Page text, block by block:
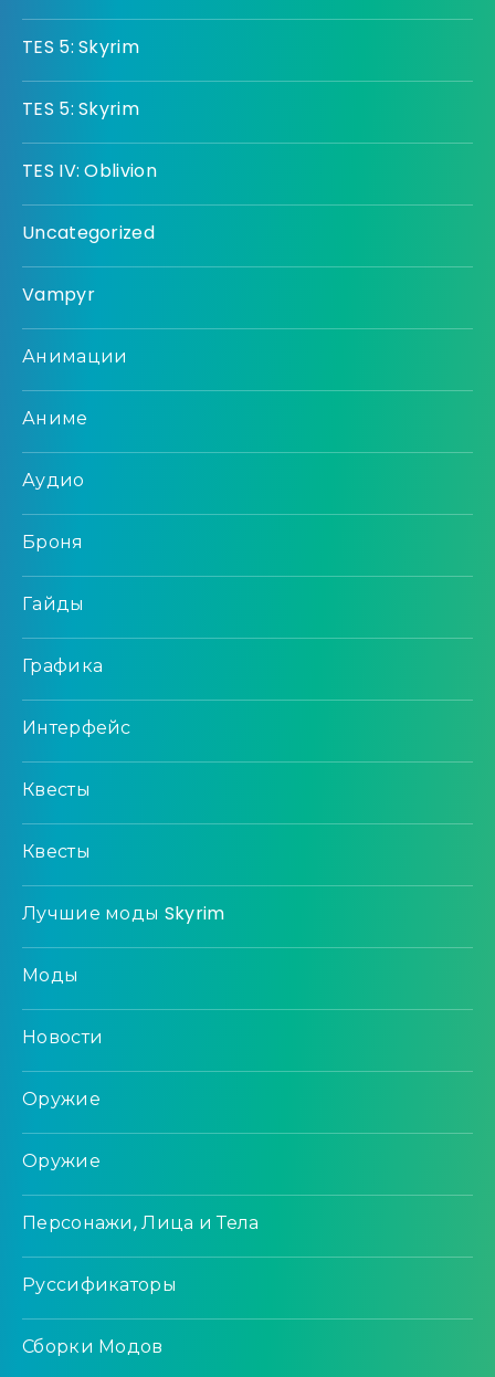
TES 5: Skyrim
TES 5: Skyrim
TES IV: Oblivion
Uncategorized
Vampyr
Анимации
Аниме
Аудио
Броня
Гайды
Графика
Интерфейс
Квесты
Квесты
Лучшие моды Skyrim
Моды
Новости
Оружие
Оружие
Персонажи, Лица и Тела
Руссификаторы
Сборки Модов